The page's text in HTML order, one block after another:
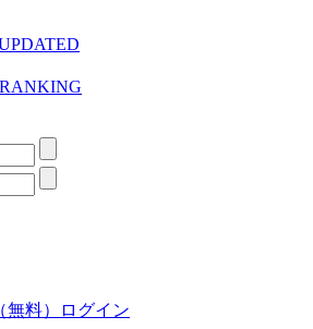
料） ログイン